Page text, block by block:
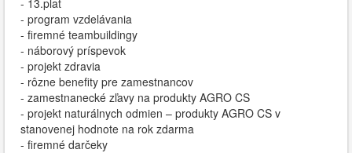
​- 13.plat
​- program vzdelávania
- firemné teambuildingy
​- náborový príspevok
​- projekt zdravia
​- rôzne benefity pre zamestnancov
​- zamestnanecké zľavy na produkty AGRO CS
- projekt naturálnych odmien – produkty AGRO CS v
stanovenej hodnote na rok zdarma
​- firemné darčeky​